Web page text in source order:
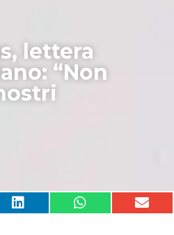
lettera
“Non